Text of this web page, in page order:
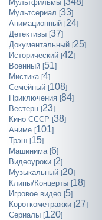
Мультфильмы [ ]
Мультсериал [33]
Анимационный [24]
Детективы [37]
Документальный [25]
Исторический [42]
Военный [51]
Мистика [4]
Семейный [108]
Приключения [84]
Вестерн [23]
Кино СССР [38]
Аниме [101]
Трэш [15]
Машинима [6]
Видеоуроки [2]
Музыкальный [20]
Клипы/Концерты [18]
Игровое видео [5]
Короткометражки [27]
Cериалы [120]